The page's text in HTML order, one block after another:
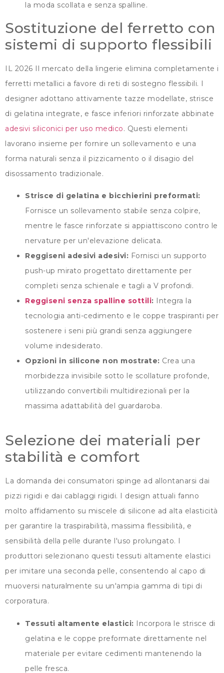
la moda scollata e senza spalline.
Sostituzione del ferretto con
sistemi di supporto flessibili
IL 2026 Il mercato della lingerie elimina completamente i
ferretti metallici a favore di reti di sostegno flessibili. I
designer adottano attivamente tazze modellate, strisce
di gelatina integrate, e fasce inferiori rinforzate abbinate
adesivi siliconici per uso medico. Questi elementi
lavorano insieme per fornire un sollevamento e una
forma naturali senza il pizzicamento o il disagio del
disossamento tradizionale.
Strisce di gelatina e bicchierini preformati:
Fornisce un sollevamento stabile senza colpire,
mentre le fasce rinforzate si appiattiscono contro le
nervature per un'elevazione delicata.
Reggiseni adesivi adesivi: Fornisci un supporto
push-up mirato progettato direttamente per
completi senza schienale e tagli a V profondi.
Reggiseni senza spalline sottili: Integra la
tecnologia anti-cedimento e le coppe traspiranti per
sostenere i seni più grandi senza aggiungere
volume indesiderato.
Opzioni in silicone non mostrate: Crea una
morbidezza invisibile sotto le scollature profonde,
utilizzando convertibili multidirezionali per la
massima adattabilità del guardaroba.
Selezione dei materiali per
stabilità e comfort
La domanda dei consumatori spinge ad allontanarsi dai
pizzi rigidi e dai cablaggi rigidi. I design attuali fanno
molto affidamento su miscele di silicone ad alta elasticità
per garantire la traspirabilità, massima flessibilità, e
sensibilità della pelle durante l'uso prolungato. I
produttori selezionano questi tessuti altamente elastici
per imitare una seconda pelle, consentendo al capo di
muoversi naturalmente su un'ampia gamma di tipi di
corporatura.
Tessuti altamente elastici: Incorpora le strisce di
gelatina e le coppe preformate direttamente nel
materiale per evitare cedimenti mantenendo la
pelle fresca.